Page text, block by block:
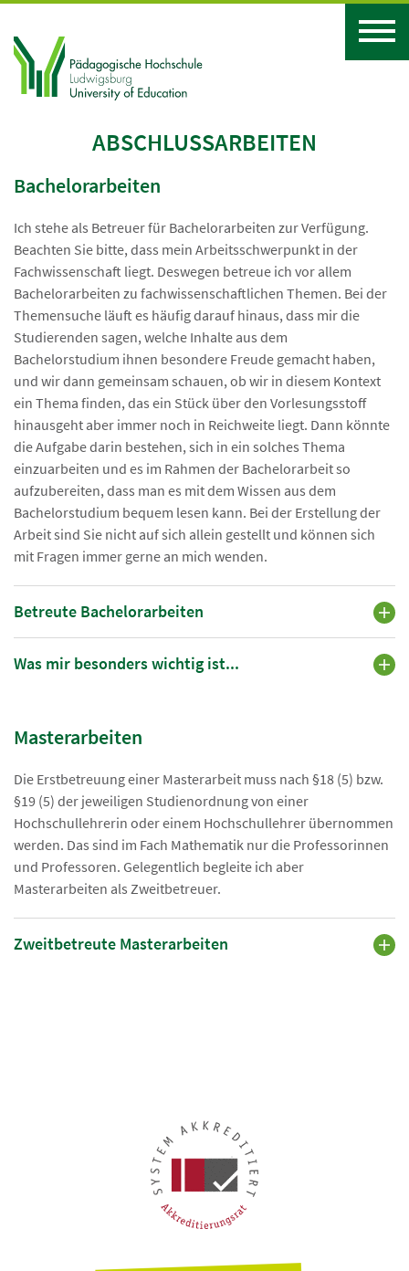
ABSCHLUSSARBEITEN
Bachelorarbeiten
Ich stehe als Betreuer für Bachelorarbeiten zur Verfügung.
Beachten Sie bitte, dass mein Arbeitsschwerpunkt in der
Fachwissenschaft liegt. Deswegen betreue ich vor allem
Bachelorarbeiten zu fachwissenschaftlichen Themen. Bei der
Themensuche läuft es häufig darauf hinaus, dass mir die
Studierenden sagen, welche Inhalte aus dem
Bachelorstudium ihnen besondere Freude gemacht haben,
und wir dann gemeinsam schauen, ob wir in diesem Kontext
ein Thema finden, das ein Stück über den Vorlesungsstoff
hinausgeht aber immer noch in Reichweite liegt. Dann könnte
die Aufgabe darin bestehen, sich in ein solches Thema
einzuarbeiten und es im Rahmen der Bachelorarbeit so
aufzubereiten, dass man es mit dem Wissen aus dem
Bachelorstudium bequem lesen kann. Bei der Erstellung der
Arbeit sind Sie nicht auf sich allein gestellt und können sich
mit Fragen immer gerne an mich wenden.
Betreute Bachelorarbeiten
Was mir besonders wichtig ist...
Masterarbeiten
Die Erstbetreuung einer Masterarbeit muss nach §18 (5) bzw.
§19 (5) der jeweiligen Studienordnung von einer
Hochschullehrerin oder einem Hochschullehrer übernommen
werden. Das sind im Fach Mathematik nur die Professorinnen
und Professoren. Gelegentlich begleite ich aber
Masterarbeiten als Zweitbetreuer.
Zweitbetreute Masterarbeiten